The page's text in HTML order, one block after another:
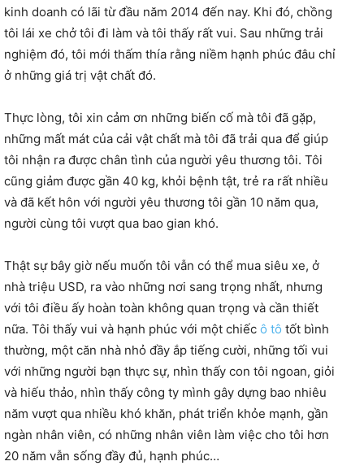
kinh doanh có lãi từ đầu năm 2014 đến nay. Khi đó, chồng
tôi lái xe chở tôi đi làm và tôi thấy rất vui. Sau những trải
nghiệm đó, tôi mới thấm thía rằng niềm hạnh phúc đâu chỉ
ở những giá trị vật chất đó.
Thực lòng, tôi xin cảm ơn những biến cố mà tôi đã gặp,
những mất mát của cải vật chất mà tôi đã trải qua để giúp
tôi nhận ra được chân tình của người yêu thương tôi. Tôi
cũng giảm được gần 40 kg, khỏi bệnh tật, trẻ ra rất nhiều
và đã kết hôn với người yêu thương tôi gần 10 năm qua,
người cùng tôi vượt qua bao gian khó.
Thật sự bây giờ nếu muốn tôi vẫn có thể mua siêu xe, ở
nhà triệu USD, ra vào những nơi sang trọng nhất, nhưng
với tôi điều ấy hoàn toàn không quan trọng và cần thiết
nữa. Tôi thấy vui và hạnh phúc với một chiếc ô tô tốt bình
thường, một căn nhà nhỏ đầy ắp tiếng cười, những tối vui
với những người bạn thực sự, nhìn thấy con tôi ngoan, giỏi
và hiếu thảo, nhìn thấy công ty mình gây dựng bao nhiêu
năm vượt qua nhiều khó khăn, phát triển khỏe mạnh, gần
ngàn nhân viên, có những nhân viên làm việc cho tôi hơn
20 năm vẫn sống đầy đủ, hạnh phúc…